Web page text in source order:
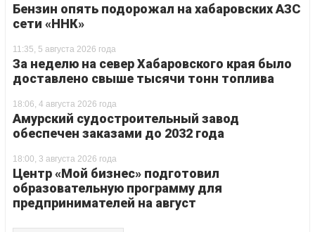
Бензин опять подорожал на хабаровских АЗС
сети «ННК»
11:35, 5 августа 2026 года
За неделю на север Хабаровского края было
доставлено свыше тысячи тонн топлива
18:06, 4 августа 2026 года
Амурский судостроительный завод
обеспечен заказами до 2032 года
18:00, 3 августа 2026 года
Центр «Мой бизнес» подготовил
образовательную программу для
предпринимателей на август